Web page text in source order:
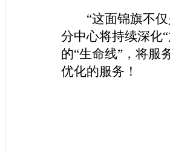
“这面锦旗不
分中心将持续深化
的“生命线”，将服
优化的服务！